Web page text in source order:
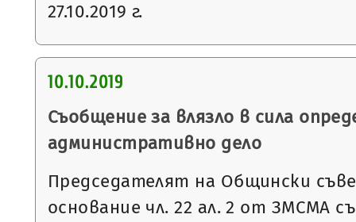
27.10.2019 г.
10.10.2019
Съобщение за влязло в сила
административно дело
Председателят на Общински
основание чл. 22 ал. 2 от ЗМСМА